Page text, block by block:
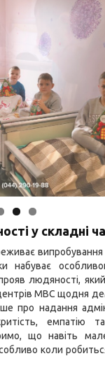
у складні
набуває
людяності,
центрів МВС щодня
про надання
емпатію та
що навіть
коли